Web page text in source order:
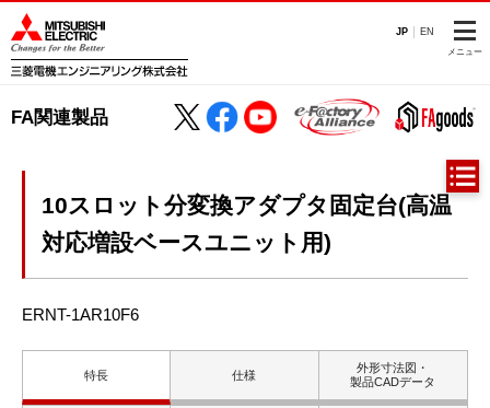
JP EN
メニュー
FA関連製品
10スロット分変換アダプタ固定台(高温
対応増設ベースユニット用)
ERNT-1AR10F6
特長 仕様
外形寸法図・
製品CADデータ